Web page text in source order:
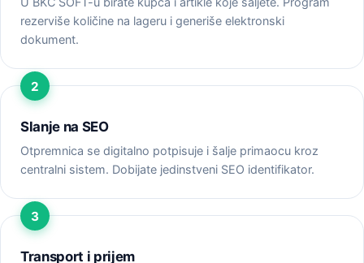
rezerviše količine na lageru i generiše elektronski
dokument.
Slanje na SEO
Otpremnica se digitalno potpisuje i šalje primaocu kroz
centralni sistem. Dobijate jedinstveni SEO identifikator.
Transport i prijem